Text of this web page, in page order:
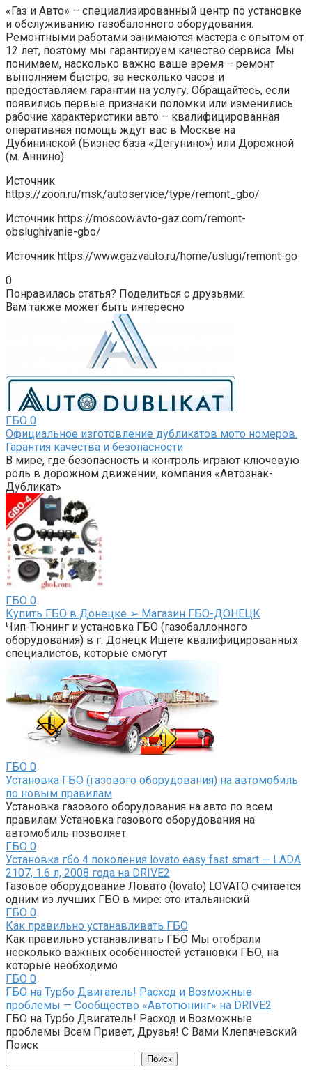
«Газ и Авто» – специализированный центр по установке
и обслуживанию газобалонного оборудования.
Ремонтными работами занимаются мастера с опытом от
12 лет, поэтому мы гарантируем качество сервиса. Мы
понимаем, насколько важно ваше время – ремонт
выполняем быстро, за несколько часов и
предоставляем гарантии на услугу. Обращайтесь, если
появились первые признаки поломки или изменились
рабочие характеристики авто – квалифицированная
оперативная помощь ждут вас в Москве на
Дубининской (Бизнес база «Дегунино») или Дорожной
(м. Аннино).
Источник
https://zoon.ru/msk/autoservice/type/remont_gbo/
Источник https://moscow.avto-gaz.com/remont-
obslughivanie-gbo/
Источник https://www.gazvauto.ru/home/uslugi/remont-go
0
Понравилась статья? Поделиться с друзьями:
Вам также может быть интересно
ГБО 0
Официальное изготовление дубликатов мото номеров.
Гарантия качества и безопасности
В мире, где безопасность и контроль играют ключевую
роль в дорожном движении, компания «Автознак-
Дубликат»
ГБО 0
Купить ГБО в Донецке ➢ Магазин ГБО-ДОНЕЦК
Чип-Тюнинг и установка ГБО (газобаллонного
оборудования) в г. Донецк Ищете квалифицированных
специалистов, которые смогут
ГБО 0
Установка ГБО (газового оборудования) на автомобиль
по новым правилам
Установка газового оборудования на авто по всем
правилам Установка газового оборудования на
автомобиль позволяет
ГБО 0
Установка гбо 4 поколения lovato easy fast smart — LADA
2107, 1.6 л, 2008 года на DRIVE2
Газовое оборудование Ловато (lovato) LOVATO считается
одним из лучших ГБО в мире: это итальянский
ГБО 0
Как правильно устанавливать ГБО
Как правильно устанавливать ГБО Мы отобрали
несколько важных особенностей установки ГБО, на
которые необходимо
ГБО 0
ГБО на Турбо Двигатель! Расход и Возможные
проблемы — Сообщество «Автотюнинг» на DRIVE2
ГБО на Турбо Двигатель! Расход и Возможные
проблемы Всем Привет, Друзья! С Вами Клепачевский
Поиск
Поиск